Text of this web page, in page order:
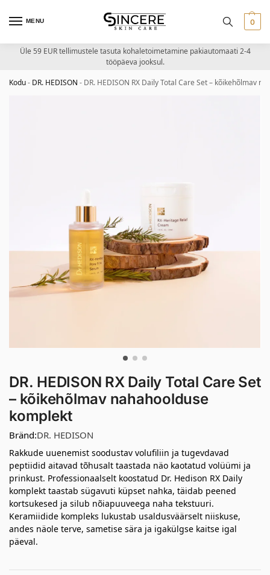
MENU 0
Üle 59 EUR tellimustele tasuta kohaletoimetamine pakiautomaati 2-4
tööpäeva jooksul.
Kodu- DR. HEDISON - DR. HEDISON RX Daily Total Care Set – kõikehõlmav
DR. HEDISON RX Daily Total Care Set
– kõikehõlmav nahahoolduse
komplekt
Bränd:DR. HEDISON
Rakkude uuenemist soodustav volufiliin ja tugevdavad
peptiidid aitavad tõhusalt taastada näo kaotatud volüümi ja
prinkust. Professionaalselt koostatud Dr. Hedison RX Daily
komplekt taastab sügavuti küpset nahka, täidab peened
kortsukesed ja silub nõiapuuveega naha tekstuuri.
Keramiidide kompleks lukustab usaldusväärselt niiskuse,
andes näole terve, sametise sära ja igakülgse kaitse igal
päeval.